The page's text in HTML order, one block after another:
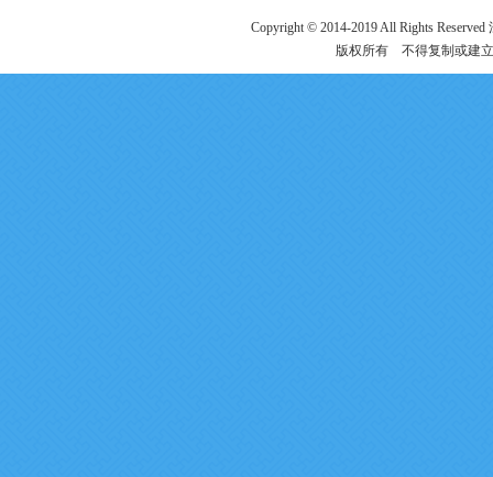
Copyright © 2014-2019 All Rights
版权所有 不得复制或建立